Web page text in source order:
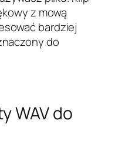
z mową
bardziej
do
WAV do